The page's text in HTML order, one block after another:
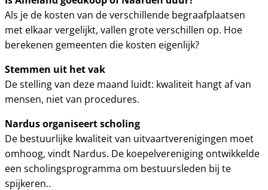
Als je de kosten van de verschillende begraafplaatsen
met elkaar vergelijkt, vallen grote verschillen op. Hoe
berekenen gemeenten die kosten eigenlijk?
Stemmen uit het vak
De stelling van deze maand luidt: kwaliteit hangt af van
mensen, niet van procedures.
Nardus organiseert scholing
De bestuurlijke kwaliteit van uitvaartverenigingen moet
omhoog, vindt Nardus. De koepelvereniging ontwikkelde
een scholingsprogramma om bestuursleden bij te
spijkeren..